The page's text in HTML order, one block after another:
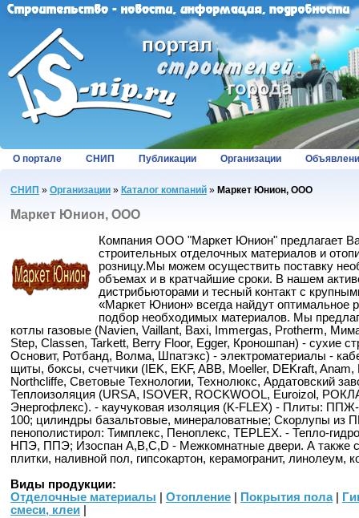
О портале СНИП Публикации Организации
СНИП » Организации » Каталог компаний » Маркет Юнион, ООО
Маркет Юнион, ООО
Компания ООО "Маркет Юнион" предлагает
строительных отделочных материалов и
розницу.Мы можем осуществить поставку
объемах и в кратчайшие сроки. В нашем
дистрибьюторами и тесный контакт с
«Маркет Юнион» всегда найдут оптимальное
подбор необходимых материалов. Мы
котлы газовые (Navien, Vaillant, Baxi, Immergas, Protherm,
Step, Classen, Tarkett, Berry Floor, Egger, Кроношпан) - сухие
Основит, Ротбанд, Волма, Шпатэкс) - электроматериалы -
щиты, боксы, счетчики (IEK, EKF, ABB, Moeller, DEKraft,
Northcliffe, Световые Технологии, Технолюкс, Ардатовский
Теплоизоляция (URSA, ISOVER, ROCKWOOL, Euroizol,
Энергофлекс). - каучуковая изоляция (K-FLEX) - Плиты:
100; цилиндры базальтовые, минераловатные; Скорлупы из
пенополистирол: Тимплекс, Пеноплекс, TEPLEX. - Тепло-
НПЭ, ППЭ; Изоспан A,B,C,D - Межкомнатные двери. А также
плитки, наливной пол, гипсокартон, керамогранит, линолеум,
Виды продукции:
Отделочные материалы
Отопление Покрытия пола|
смеси, клеи